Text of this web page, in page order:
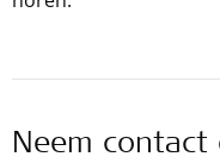
Neem contact